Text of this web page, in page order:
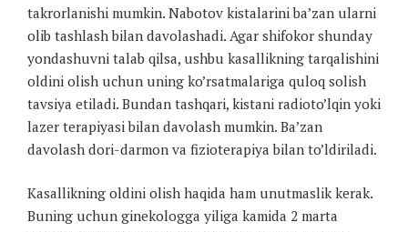
takrorlanishi mumkin. Nabotov kistalarini ba’zan ularni
olib tashlash bilan davolashadi. Agar shifokor shunday
yondashuvni talab qilsa, ushbu kasallikning tarqalishini
oldini olish uchun uning ko’rsatmalariga quloq solish
tavsiya etiladi. Bundan tashqari, kistani radioto’lqin yoki
lazer terapiyasi bilan davolash mumkin. Ba’zan
davolash dori-darmon va fizioterapiya bilan to’ldiriladi.
Kasallikning oldini olish haqida ham unutmaslik kerak.
Buning uchun ginekologga yiliga kamida 2 marta